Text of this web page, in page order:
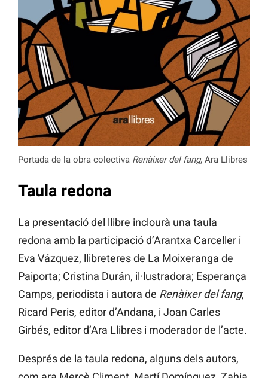
Portada de la obra colectiva Renàixer del fang, Ara Llibres
Taula redona
La presentació del llibre inclourà una taula
redona amb la participació d’Arantxa Carceller i
Eva Vázquez, llibreteres de La Moixeranga de
Paiporta; Cristina Durán, il·lustradora; Esperança
Camps, periodista i autora de Renàixer del fang;
Ricard Peris, editor d’Andana, i Joan Carles
Girbés, editor d’Ara Llibres i moderador de l’acte.
Després de la taula redona, alguns dels autors,